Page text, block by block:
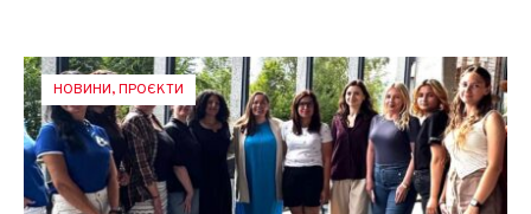
НОВИНИ,ПРОЄКТИ